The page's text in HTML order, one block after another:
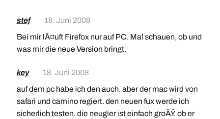
stef
18. Juni 2008
Bei mir lÃ¤uft Firefox nur auf PC. Mal schauen, ob und
was mir die neue Version bringt.
key
18. Juni 2008
auf dem pc habe ich den auch. aber der mac wird von
safari und camino regiert. den neuen fux werde ich
sicherlich testen. die neugier ist einfach groÃŸ. ob er